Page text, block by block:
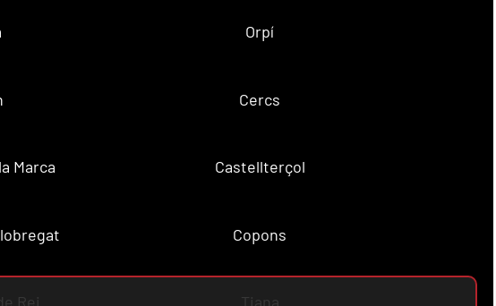
Orpí
Cercs
Marca Castellterçol
Copons
Rei Tiana